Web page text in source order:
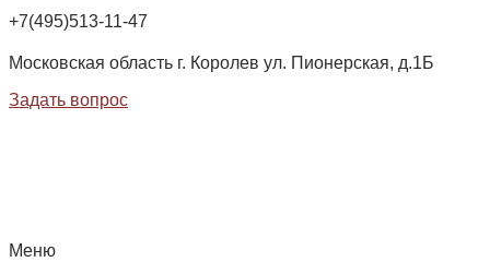
+7(495)513-11-47
Московская область г. Королев ул. Пионерская, д.1Б
Задать вопрос
Меню